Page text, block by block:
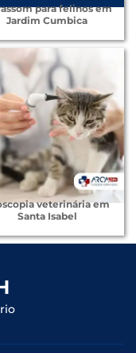
para felinos em
Jardim Cumbica
veterinária em
Santa Isabel